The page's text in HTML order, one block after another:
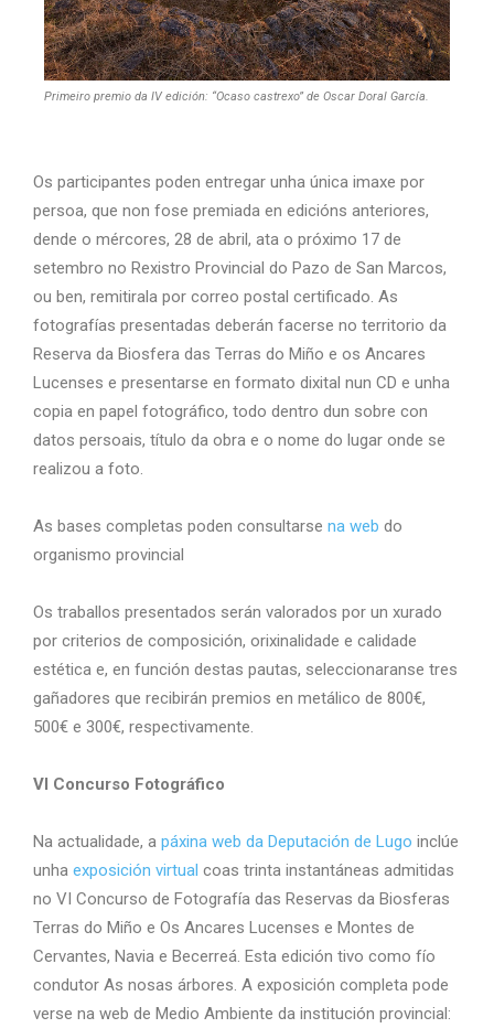
Primeiro premio da IV edición: “Ocaso castrexo” de Oscar Doral García.
Os participantes poden entregar unha única imaxe por
persoa, que non fose premiada en edicións anteriores,
dende o mércores, 28 de abril, ata o próximo 17 de
setembro no Rexistro Provincial do Pazo de San Marcos,
ou ben, remitirala por correo postal certificado. As
fotografías presentadas deberán facerse no territorio da
Reserva da Biosfera das Terras do Miño e os Ancares
Lucenses e presentarse en formato dixital nun CD e unha
copia en papel fotográfico, todo dentro dun sobre con
datos persoais, título da obra e o nome do lugar onde se
realizou a foto.
As bases completas poden consultarse na web do
organismo provincial
Os traballos presentados serán valorados por un xurado
por criterios de composición, orixinalidade e calidade
estética e, en función destas pautas, seleccionaranse tres
gañadores que recibirán premios en metálico de 800€,
500€ e 300€, respectivamente.
VI Concurso Fotográfico
Na actualidade, a páxina web da Deputación de Lugo inclúe
unha exposición virtual coas trinta instantáneas admitidas
no VI Concurso de Fotografía das Reservas da Biosferas
Terras do Miño e Os Ancares Lucenses e Montes de
Cervantes, Navia e Becerreá. Esta edición tivo como fío
condutor As nosas árbores. A exposición completa pode
verse na web de Medio Ambiente da institución provincial: